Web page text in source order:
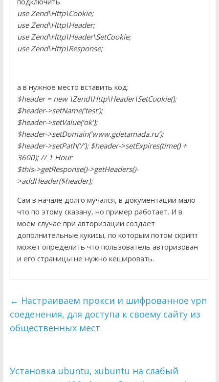
use Zend\Http\Cookie;
use Zend\Http\Header;
use Zend\Http\Header\SetCookie;
use Zend\Http\Response;
а в нужное место вставить код:
$header = new \Zend\Http\Header\SetCookie();
$header->setName(‘test’);
$header->setValue(‘ok’);
$header->setDomain(‘www.gdetamada.ru’);
$header->setPath(‘/’); $header->setExpires(time() +
3600); // 1 Hour
$this->getResponse()->getHeaders()-
>addHeader($header);
Сам в начале долго мучался, в документации мало
что по этому сказану, но пример работает. И в
моем случае при авторизации создает
дополнительные кукисы, по которым потом скрипт
может определить что пользователь авторизован
и его страницы не нужно кешировать.
← Настраиваем прокси и шифрованное vpn
соеденения, для доступа к своему сайту из
общественных мест
Установка ubuntu, xubuntu на слабый